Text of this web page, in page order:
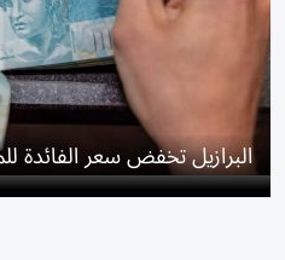
البرازيل تخفض سعر الفائدة